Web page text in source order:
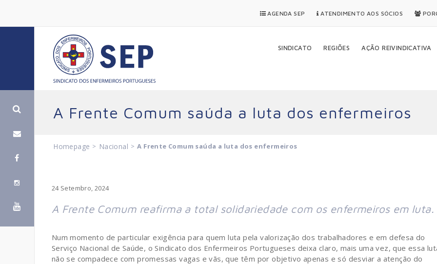
AGENDA SEP ATENDIMENTO AOS SÓCIOS
SINDICATO REGIÕES AÇÃO REIVINDICATIVA
A Frente Comum saúda a luta dos enfermeiros
Homepage > Nacional > A Frente Comum saúda a luta dos enfermeiros
24 Setembro, 2024
A Frente Comum reafirma a total solidariedade com os enfermeiros em luta.
Num momento de particular exigência para quem luta pela valorização dos trabalhadores e em defe­sa do
Serviço Nacional de Saúde, o Sindicato dos Enfermeiros Portugueses deixa claro, mais uma vez, que essa
não se compadece com promessas vagas e vãs, que têm por objetivo apenas e só desviar a atenção do